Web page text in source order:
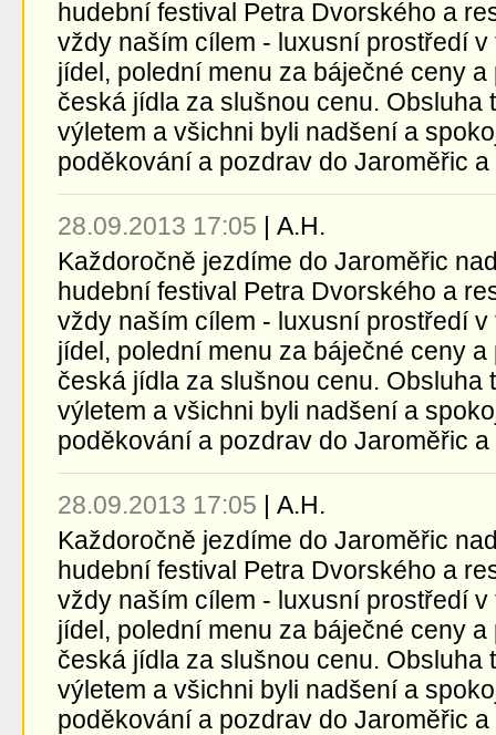
hudební festival Petra Dvorského a
vždy naším cílem - luxusní prostředí
jídel, polední menu za báječné ceny
česká jídla za slušnou cenu. Obsluha
výletem a všichni byli nadšení a
poděkování a pozdrav do Jaroměřic
28.09.2013 17:05 | A.H.
Každoročně jezdíme do Jaroměřic
hudební festival Petra Dvorského a
vždy naším cílem - luxusní prostředí
jídel, polední menu za báječné ceny
česká jídla za slušnou cenu. Obsluha
výletem a všichni byli nadšení a
poděkování a pozdrav do Jaroměřic
28.09.2013 17:05 | A.H.
Každoročně jezdíme do Jaroměřic
hudební festival Petra Dvorského a
vždy naším cílem - luxusní prostředí
jídel, polední menu za báječné ceny
česká jídla za slušnou cenu. Obsluha
výletem a všichni byli nadšení a
poděkování a pozdrav do Jaroměřic